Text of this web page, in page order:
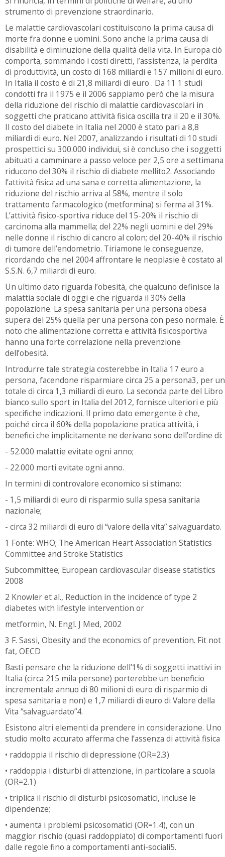
strumento di prevenzione straordinario.
Le malattie cardiovascolari costituiscono la prima causa di
morte fra donne e uomini. Sono anche la prima causa di
disabilità e diminuzione della qualità della vita. In Europa ciò
comporta, sommando i costi diretti, l’assistenza, la perdita
di produttività, un costo di 168 miliardi e 157 milioni di euro.
In Italia il costo è di 21,8 miliardi di euro . Da 11 1 studi
condotti fra il 1975 e il 2006 sappiamo però che la misura
della riduzione del rischio di malattie cardiovascolari in
soggetti che praticano attività fisica oscilla tra il 20 e il 30%.
Il costo del diabete in Italia nel 2000 è stato pari a 8,8
miliardi di euro. Nel 2007, analizzando i risultati di 10 studi
prospettici su 300.000 individui, si è concluso che i soggetti
abituati a camminare a passo veloce per 2,5 ore a settimana
riducono del 30% il rischio di diabete mellito2. Associando
l’attività fisica ad una sana e corretta alimentazione, la
riduzione del rischio arriva al 58%, mentre il solo
trattamento farmacologico (metformina) si ferma al 31%.
L’attività fisico-sportiva riduce del 15-20% il rischio di
carcinoma alla mammella; del 22% negli uomini e del 29%
nelle donne il rischio di cancro al colon; del 20-40% il rischio
di tumore dell’endometrio. Tiriamone le conseguenze,
ricordando che nel 2004 affrontare le neoplasie è costato al
S.S.N. 6,7 miliardi di euro.
Un ultimo dato riguarda l’obesità, che qualcuno definisce la
malattia sociale di oggi e che riguarda il 30% della
popolazione. La spesa sanitaria per una persona obesa
supera del 25% quella per una persona con peso normale. È
noto che alimentazione corretta e attività fisicosportiva
hanno una forte correlazione nella prevenzione
dell’obesità.
Introdurre tale strategia costerebbe in Italia 17 euro a
persona, facendone risparmiare circa 25 a persona3, per un
totale di circa 1,3 miliardi di euro. La seconda parte del Libro
bianco sullo sport in Italia del 2012, fornisce ulteriori e più
specifiche indicazioni. Il primo dato emergente è che,
poiché circa il 60% della popolazione pratica attività, i
benefici che implicitamente ne derivano sono dell’ordine di:
- 52.000 malattie evitate ogni anno;
- 22.000 morti evitate ogni anno.
In termini di controvalore economico si stimano:
- 1,5 miliardi di euro di risparmio sulla spesa sanitaria
nazionale;
- circa 32 miliardi di euro di “valore della vita” salvaguardato.
1 Fonte: WHO; The American Heart Association Statistics
Committee and Stroke Statistics
Subcommittee; European cardiovascular disease statistics
2008
2 Knowler et al., Reduction in the incidence of type 2
diabetes with lifestyle intervention or
metformin, N. Engl. J Med, 2002
3 F. Sassi, Obesity and the economics of prevention. Fit not
fat, OECD
Basti pensare che la riduzione dell’1% di soggetti inattivi in
Italia (circa 215 mila persone) porterebbe un beneficio
incrementale annuo di 80 milioni di euro di risparmio di
spesa sanitaria e non) e 1,7 miliardi di euro di Valore della
Vita “salvaguardato”4.
Esistono altri elementi da prendere in considerazione. Uno
studio molto accurato afferma che l’assenza di attività fisica
• raddoppia il rischio di depressione (OR=2.3)
• raddoppia i disturbi di attenzione, in particolare a scuola
(OR=2.1)
• triplica il rischio di disturbi psicosomatici, incluse le
dipendenze;
• aumenta i problemi psicosomatici (OR=1.4), con un
maggior rischio (quasi raddoppiato) di comportamenti fuori
dalle regole fino a comportamenti anti-sociali5.